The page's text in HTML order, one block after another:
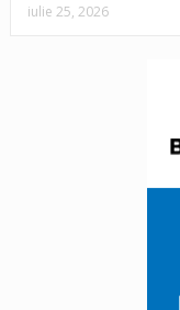
iulie 25, 2026